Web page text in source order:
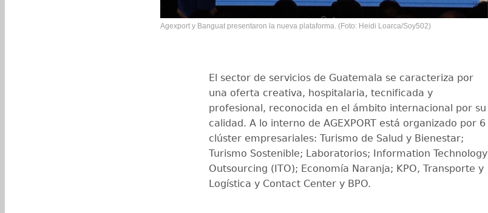
Agexport y Banguat presentaron la nueva plataforma. (Foto: Heidi Loarca/Soy502)
El sector de servicios de Guatemala se caracteriza por
una oferta creativa, hospitalaria, tecnificada y
profesional, reconocida en el ámbito internacional por su
calidad. A lo interno de AGEXPORT está organizado por 6
clúster empresariales: Turismo de Salud y Bienestar;
Turismo Sostenible; Laboratorios; Information Technology
Outsourcing (ITO); Economía Naranja; KPO, Transporte y
Logística y Contact Center y BPO.